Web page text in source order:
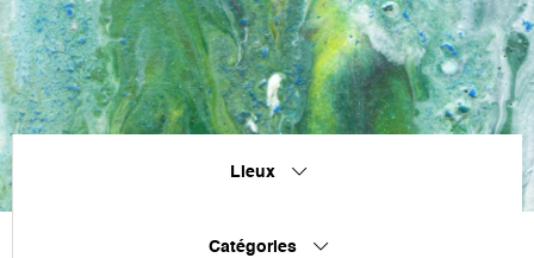
Lieux
Catégories